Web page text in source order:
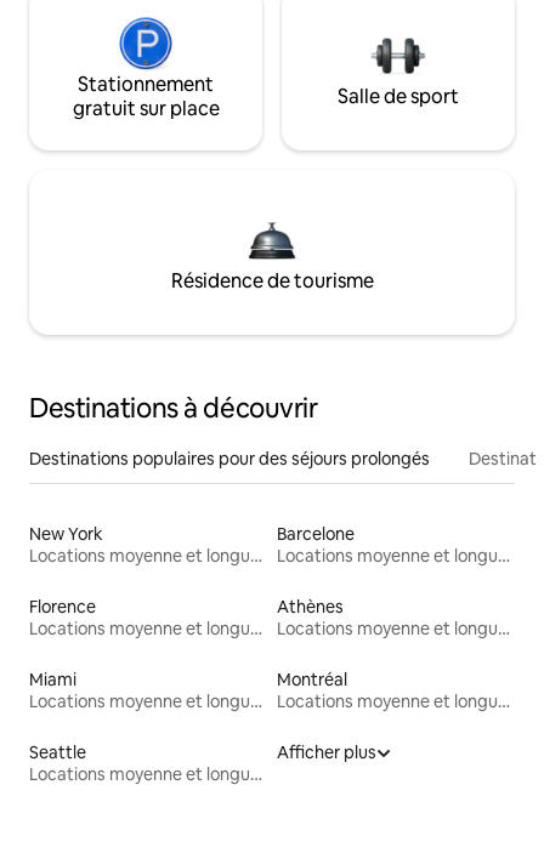
Stationnement
gratuit sur place
Salle de sport
Résidence de tourisme
Destinations à découvrir
Destinations populaires pour des séjours prolongés
New York
Locations moyenne et longue durée
Barcelone
Locations moyenne et longue durée
Florence
Locations moyenne et longue durée
Athènes
Locations moyenne et longue durée
Miami
Locations moyenne et longue durée
Montréal
Locations moyenne et longue durée
Seattle
Locations moyenne et longue durée
Afficher plus